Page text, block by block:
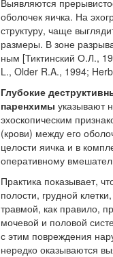
оболочек яичка. На
структуру, чаще
размеры. В зоне
ным [Тиктинский О.Л.,
L., Older R.A., 1994;
Глубокие
паренхимы указывают
эхоскопическим
(крови) между его
целости яичка и в
оперативному
Практика показывает,
полости, грудной
травмой, как правило,
мочевой и половой
с этим повреждения
нередко оказываются